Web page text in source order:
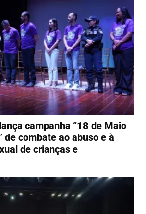
campanha “18 de Maio
de combate ao abuso e à
de crianças e